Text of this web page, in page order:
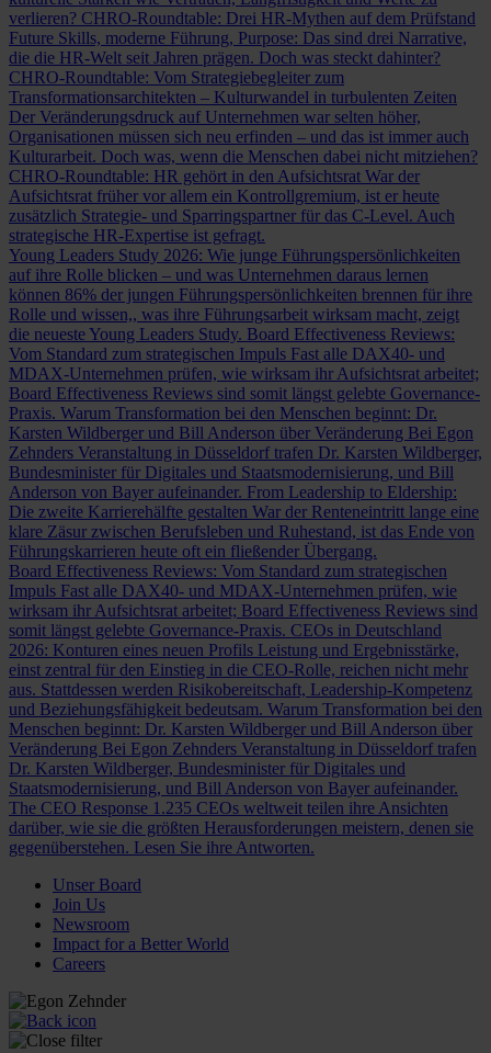
verlieren? CHRO-Roundtable: Drei HR-Mythen auf dem Prüfstand
Future Skills, moderne Führung, Purpose: Das sind drei Narrative,
die die HR-Welt seit Jahren prägen. Doch was steckt dahinter?
CHRO-Roundtable: Vom Strategiebegleiter zum
Transformationsarchitekten – Kulturwandel in turbulenten Zeiten
Der Veränderungsdruck auf Unternehmen war selten höher,
Organisationen müssen sich neu erfinden – und das ist immer auch
Kulturarbeit. Doch was, wenn die Menschen dabei nicht mitziehen?
CHRO-Roundtable: HR gehört in den Aufsichtsrat War der
Aufsichtsrat früher vor allem ein Kontrollgremium, ist er heute
zusätzlich Strategie- und Sparringspartner für das C-Level. Auch
strategische HR-Expertise ist gefragt.
Young Leaders Study 2026: Wie junge Führungspersönlichkeiten
auf ihre Rolle blicken – und was Unternehmen daraus lernen
können 86% der jungen Führungspersönlichkeiten brennen für ihre
Rolle und wissen,, was ihre Führungsarbeit wirksam macht, zeigt
die neueste Young Leaders Study. Board Effectiveness Reviews:
Vom Standard zum strategischen Impuls Fast alle DAX40- und
MDAX-Unternehmen prüfen, wie wirksam ihr Aufsichtsrat arbeitet;
Board Effectiveness Reviews sind somit längst gelebte Governance-
Praxis. Warum Transformation bei den Menschen beginnt: Dr.
Karsten Wildberger und Bill Anderson über Veränderung Bei Egon
Zehnders Veranstaltung in Düsseldorf trafen Dr. Karsten Wildberger,
Bundesminister für Digitales und Staatsmodernisierung, und Bill
Anderson von Bayer aufeinander. From Leadership to Eldership:
Die zweite Karrierehälfte gestalten War der Renteneintritt lange eine
klare Zäsur zwischen Berufsleben und Ruhestand, ist das Ende von
Führungskarrieren heute oft ein fließender Übergang.
Board Effectiveness Reviews: Vom Standard zum strategischen
Impuls Fast alle DAX40- und MDAX-Unternehmen prüfen, wie
wirksam ihr Aufsichtsrat arbeitet; Board Effectiveness Reviews sind
somit längst gelebte Governance-Praxis. CEOs in Deutschland
2026: Konturen eines neuen Profils Leistung und Ergebnisstärke,
einst zentral für den Einstieg in die CEO-Rolle, reichen nicht mehr
aus. Stattdessen werden Risikobereitschaft, Leadership-Kompetenz
und Beziehungsfähigkeit bedeutsam. Warum Transformation bei den
Menschen beginnt: Dr. Karsten Wildberger und Bill Anderson über
Veränderung Bei Egon Zehnders Veranstaltung in Düsseldorf trafen
Dr. Karsten Wildberger, Bundesminister für Digitales und
Staatsmodernisierung, und Bill Anderson von Bayer aufeinander.
The CEO Response 1.235 CEOs weltweit teilen ihre Ansichten
darüber, wie sie die größten Herausforderungen meistern, denen sie
gegenüberstehen. Lesen Sie ihre Antworten.
Unser Board
Join Us
Newsroom
Impact for a Better World
Careers